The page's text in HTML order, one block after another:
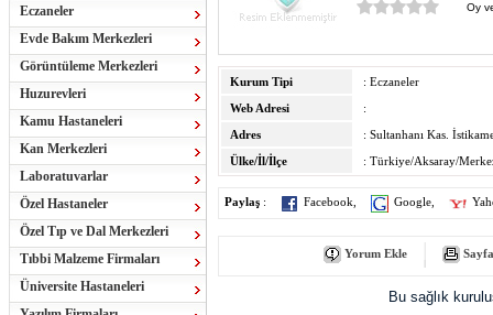
Eczaneler
Evde Bakım Merkezleri
Görüntüleme Merkezleri
Huzurevleri
Kamu Hastaneleri
Kan Merkezleri
Laboratuvarlar
Özel Hastaneler
Özel Tıp ve Dal Merkezleri
Tıbbi Malzeme Firmaları
Üniversite Hastaneleri
Oy
Kurum Tipi
: Eczaneler
Web Adresi
:
Adres
: Sultanhanı Kas.
Ülke/İl/İlçe
: Türkiye/Aksaray/
Paylaş : Facebook Google
Yorum Ekle
Bu sağlık